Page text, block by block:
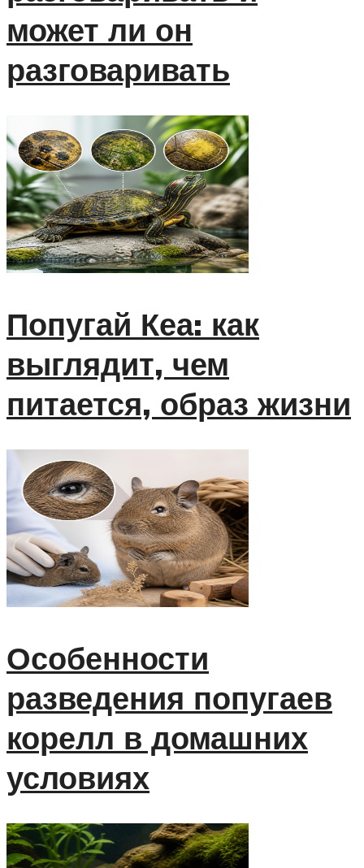
может ли он
разговаривать
Попугай Кеа: как
выглядит, чем
питается, образ жизни
Особенности
разведения попугаев
корелл в домашних
условиях